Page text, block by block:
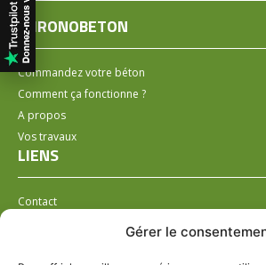
Gérer le
CHRONOBETON
Commandez votre béton
Comment ça fonctionne ?
A propos
Vos travaux
LIENS
Contact